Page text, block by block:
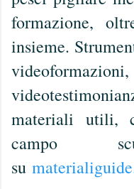
formazione,
insieme.
materiali utili,
campo
su